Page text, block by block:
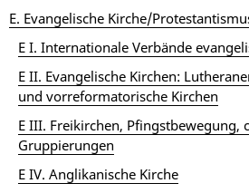
E. Evangelische Kirche/
E I. Internationale Verbände
E II. Evangelische Kirchen:
und vorreformatorische Kirchen
E III. Freikirchen, Pfingstbewegung,
Gruppierungen
E IV. Anglikanische Kirche